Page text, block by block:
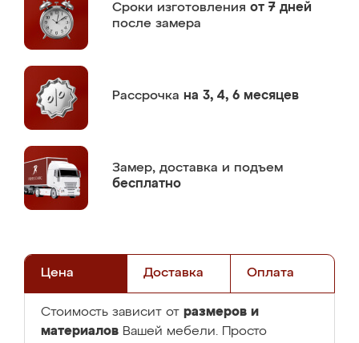
Сроки изготовления от 7 дней
после замера
Рассрочка на 3, 4, 6 месяцев
Замер, доставка и подъем
бесплатно
Цена Доставка Оплата
Стоимость зависит от размеров и
материалов Вашей мебели. Просто